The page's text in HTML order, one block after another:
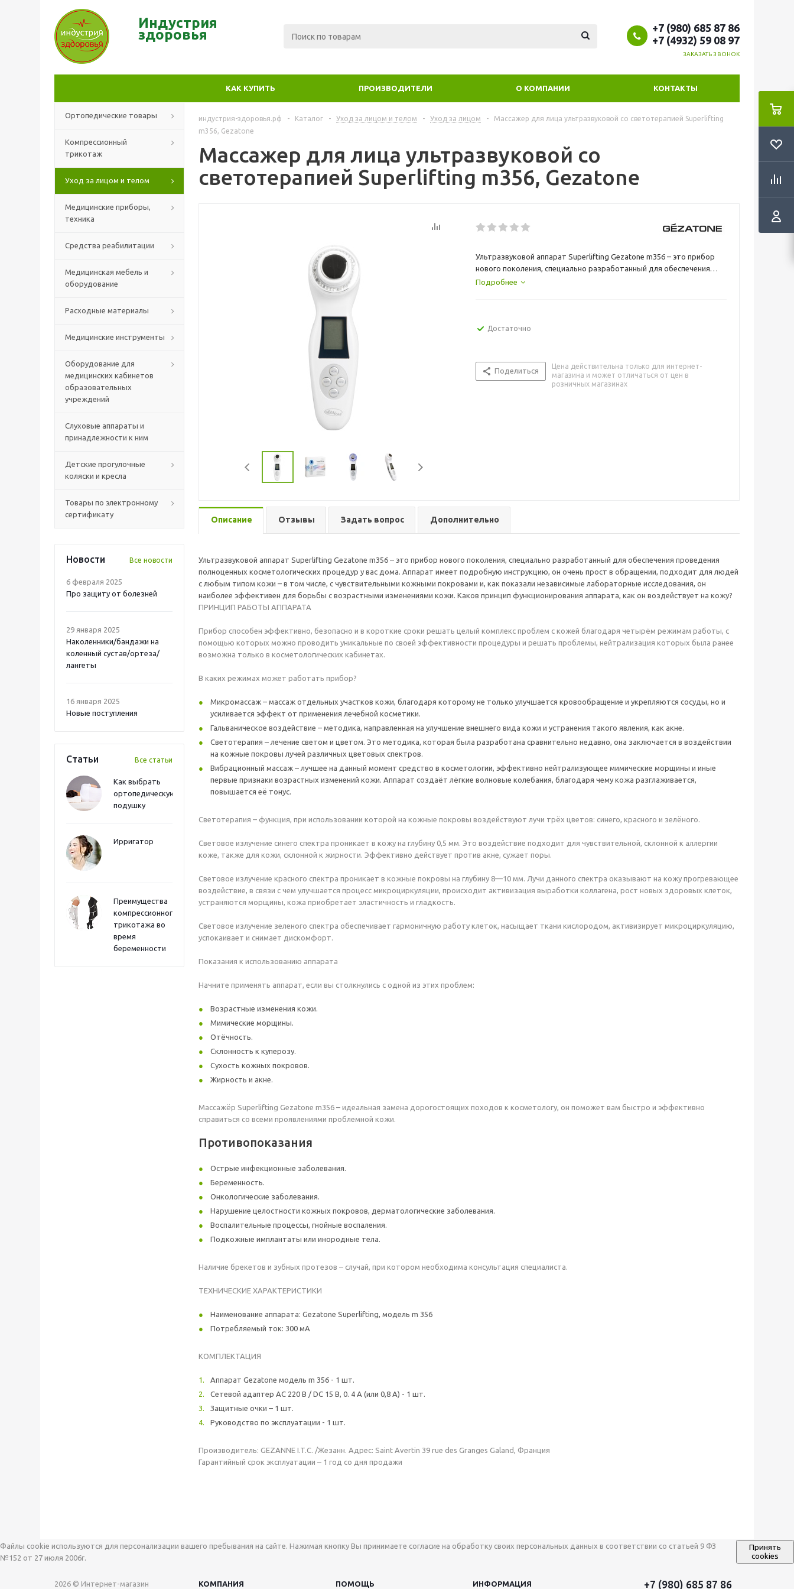
Индустрия
здоровья
+7 (980) 685 87 86
+7 (4932) 59 08 97
ЗАКАЗАТЬ ЗВОНОК
КАК КУПИТЬ ПРОИЗВОДИТЕЛИ О КОМПАНИИ КОНТАКТЫ
Ортопедические товары
Компрессионный
трикотаж
Уход за лицом и телом
Медицинские приборы,
техника
Средства реабилитации
Медицинская мебель и
оборудование
Расходные материалы
Медицинские инструменты
Оборудование для
медицинских кабинетов
образовательных
учреждений
Слуховые аппараты и
принадлежности к ним
Детские прогулочные
коляски и кресла
Товары по электронному
сертификату
Новости Все новости
6 февраля 2025
Про защиту от болезней
29 января 2025
Наколенники/бандажи на
коленный сустав/ортеза/
лангеты
16 января 2025
Новые поступления
Статьи Все статьи
Как выбрать
ортопедическую
подушку
Ирригатор
Преимущества
компрессионного
трикотажа во
время
беременности
индустрия-здоровья.рф - Каталог - Уход за лицом и телом - Уход за лицом -
Массажер для лица ультразвуковой со светотерапией Superlifting
m356, Gezatone
Массажер для лица ультразвуковой со
светотерапией Superlifting m356, Gezatone
Ультразвуковой аппарат Superlifting Gezatone m356 – это прибор
нового поколения, специально разработанный для обеспечения
проведения полноценных косметологических процедур у вас дома.
Подробнее
Достаточно
Поделиться
Цена действительна только для интернет-
магазина и может отличаться от цен в
розничных магазинах
Описание Отзывы Задать вопрос Дополнительно
Ультразвуковой аппарат Superlifting Gezatone m356 – это прибор нового поколения, специально разработанный для обеспечения проведения
полноценных косметологических процедур у вас дома. Аппарат имеет подробную инструкцию, он очень прост в обращении, подходит для людей
с любым типом кожи – в том числе, с чувствительными кожными покровами и, как показали независимые лабораторные исследования, он
наиболее эффективен для борьбы с возрастными изменениями кожи. Каков принцип функционирования аппарата, как он воздействует на кожу?
ПРИНЦИП РАБОТЫ АППАРАТА
Прибор способен эффективно, безопасно и в короткие сроки решать целый комплекс проблем с кожей благодаря четырём режимам работы, с
помощью которых можно проводить уникальные по своей эффективности процедуры и решать проблемы, нейтрализация которых была ранее
возможна только в косметологических кабинетах.
В каких режимах может работать прибор?
Микромассаж – массаж отдельных участков кожи, благодаря которому не только улучшается кровообращение и укрепляются сосуды, но и
усиливается эффект от применения лечебной косметики.
Гальваническое воздействие – методика, направленная на улучшение внешнего вида кожи и устранения такого явления, как акне.
Светотерапия – лечение светом и цветом. Это методика, которая была разработана сравнительно недавно, она заключается в воздействии
на кожные покровы лучей различных цветовых спектров.
Вибрационный массаж – лучшее на данный момент средство в косметологии, эффективно нейтрализующее мимические морщины и иные
первые признаки возрастных изменений кожи. Аппарат создаёт лёгкие волновые колебания, благодаря чему кожа разглаживается,
повышается её тонус.
Светотерапия – функция, при использовании которой на кожные покровы воздействуют лучи трёх цветов: синего, красного и зелёного.
Световое излучение синего спектра проникает в кожу на глубину 0,5 мм. Это воздействие подходит для чувствительной, склонной к аллергии
коже, также для кожи, склонной к жирности. Эффективно действует против акне, сужает поры.
Световое излучение красного спектра проникает в кожные покровы на глубину 8—10 мм. Лучи данного спектра оказывают на кожу прогревающее
воздействие, в связи с чем улучшается процесс микроциркуляции, происходит активизация выработки коллагена, рост новых здоровых клеток,
устраняются морщины, кожа приобретает эластичность и гладкость.
Световое излучение зеленого спектра обеспечивает гармоничную работу клеток, насыщает ткани кислородом, активизирует микроциркуляцию,
успокаивает и снимает дискомфорт.
Показания к использованию аппарата
Начните применять аппарат, если вы столкнулись с одной из этих проблем:
Возрастные изменения кожи.
Мимические морщины.
Отёчность.
Склонность к куперозу.
Сухость кожных покровов.
Жирность и акне.
Массажёр Superlifting Gezatone m356 – идеальная замена дорогостоящих походов к косметологу, он поможет вам быстро и эффективно
справиться со всеми проявлениями проблемной кожи.
Противопоказания
Острые инфекционные заболевания.
Беременность.
Онкологические заболевания.
Нарушение целостности кожных покровов, дерматологические заболевания.
Воспалительные процессы, гнойные воспаления.
Подкожные имплантаты или инородные тела.
Наличие брекетов и зубных протезов – случай, при котором необходима консультация специалиста.
ТЕХНИЧЕСКИЕ ХАРАКТЕРИСТИКИ
Наименование аппарата: Gezatone Superlifting, модель m 356
Потребляемый ток: 300 мА
КОМПЛЕКТАЦИЯ
Аппарат Gezatone модель m 356 - 1 шт.
Сетевой адаптер АС 220 В / DС 15 В, 0. 4 А (или 0,8 А) - 1 шт.
Защитные очки – 1 шт.
Руководство по эксплуатации - 1 шт.
Производитель: GEZANNE I.T.C. /Жезанн. Адрес: Saint Avertin 39 rue des Granges Galand, Франция
Гарантийный срок эксплуатации – 1 год со дня продажи
Файлы cookie используются для персонализации вашего пребывания на сайте. Нажимая кнопку Вы принимаете согласие на обработку своих персональных данных в соответствии со статьей 9 ФЗ
№152 от 27 июля 2006г.
Принять
cookies
2026 © Интернет-магазин КОМПАНИЯ ПОМОЩЬ ИНФОРМАЦИЯ +7 (980) 685 87 86